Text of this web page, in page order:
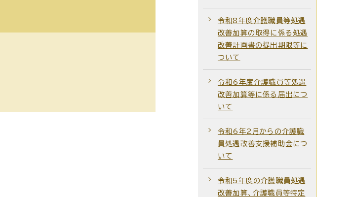
令和8年度介護職員等処遇
改善加算の取得に係る処遇
改善計画書の提出期限等に
ついて
令和6年度介護職員等処遇
改善加算等に係る届出につ
いて
令和6年2月からの介護職
員処遇改善支援補助金につ
いて
令和5年度の介護職員処遇
改善加算、介護職員等特定